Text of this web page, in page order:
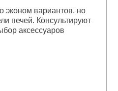
эконом вариантов, но
печей. Консультируют
аксессуаров